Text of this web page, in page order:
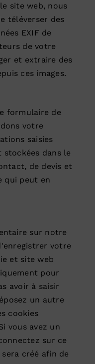
site web, nous
téléverser des
EXIF de
de votre
et extraire des
ces images.
formulaire de
votre
saisies
dans le
de devis et
qui peut en
sur notre
votre
et site web
pour
avoir à saisir
un autre
cookies
vous avez un
sur ce
créé afin de